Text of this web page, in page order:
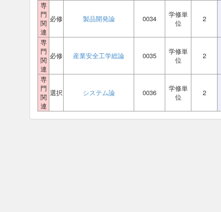
専
門
関
連
必修 製品開発論 0034
学修単
位
2
専
門
関
連
必修 産業安全工学総論 0035
学修単
位
2
専
門
関
連
選択 システム論 0036
学修単
位
2